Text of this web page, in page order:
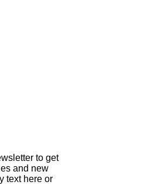
to get
and new
text here or